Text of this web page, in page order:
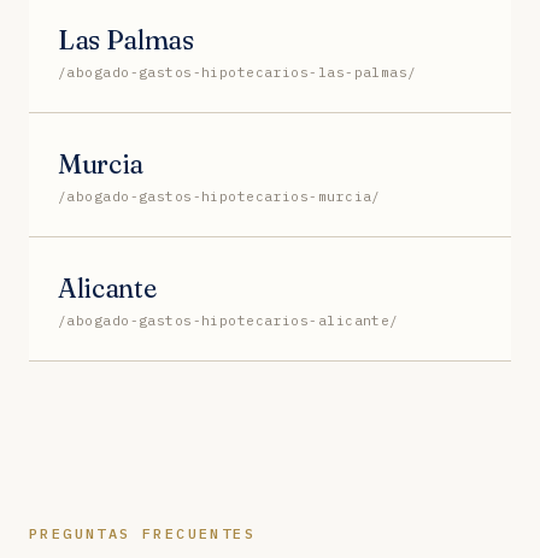
Las Palmas
/abogado-gastos-hipotecarios-las-palmas/
Murcia
/abogado-gastos-hipotecarios-murcia/
Alicante
/abogado-gastos-hipotecarios-alicante/
PREGUNTAS FRECUENTES